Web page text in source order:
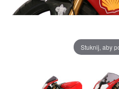
Stuknij, aby